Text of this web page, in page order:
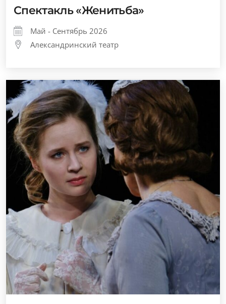
Спектакль «Женитьба»
Май - Сентябрь 2026
Александринский театр